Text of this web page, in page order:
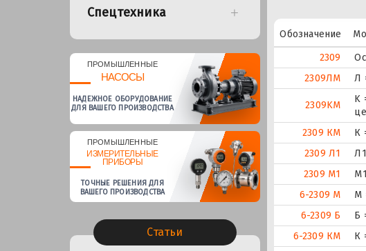
Спецтехника
ПРОМЫШЛЕННЫЕ
НАСОСЫ
НАДЕЖНОЕ ОБОРУДОВАНИЕ
ДЛЯ ВАШЕГО ПРОИЗВОДСТВА
ПРОМЫШЛЕННЫЕ
ИЗМЕРИТЕЛЬНЫЕ
ПРИБОРЫ
ТОЧНЫЕ РЕШЕНИЯ ДЛЯ
ВАШЕГО ПРОИЗВОДСТВА
Статьи
Обозначение
2309
2309ЛM
Л
2309KM
K
2309 КМ
К
2309 Л1
2309 М1
6-2309 М
М
6-2309 Б
Б
6-2309 КМ
К